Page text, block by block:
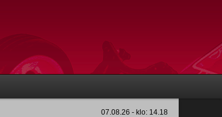
07.08.26 - klo: 14.18